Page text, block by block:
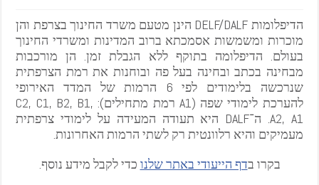
הדיפלומות DELF/DALF הינן מטעם משרד החינוך בצרפת והן
מוכרות ומשמשות אסמכתא ברוב המדינות ומשרדי החינוך
בעולם. הדיפלומה בתוקף ללא הגבלת זמן. הן מורכבות
מבחינה בכתב ובחינה בעל פה ובוחנות את רמת הצרפתית
שנרכשה בלימודים לפי 6 הרמות של המדד האירופי
להערכת לימודי שפה (A1 רמת מתחילים): C2, C1, B2, B1,
A2, A1. ה־DALF היא תעודה המעידה על לימודי צרפתית
מעמיקים והיא רלוונטית רק לשתי הרמות האחרונות.
בקרו בדף הייעודי באתר שלנו כדי לקבל מידע נוסף.